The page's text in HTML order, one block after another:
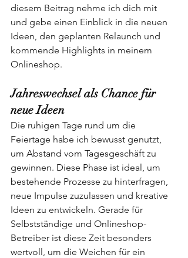
diesem Beitrag nehme ich dich mit
und gebe einen Einblick in die neuen
Ideen, den geplanten Relaunch und
kommende Highlights in meinem
Onlineshop.
Jahreswechsel als Chance für
neue Ideen
Die ruhigen Tage rund um die
Feiertage habe ich bewusst genutzt,
um Abstand vom Tagesgeschäft zu
gewinnen. Diese Phase ist ideal, um
bestehende Prozesse zu hinterfragen,
neue Impulse zuzulassen und kreative
Ideen zu entwickeln. Gerade für
Selbstständige und Onlineshop-
Betreiber ist diese Zeit besonders
wertvoll, um die Weichen für ein